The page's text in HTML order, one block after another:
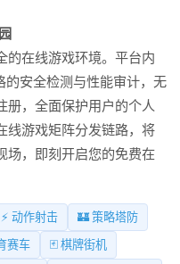
的在线游戏环境。平台内
安全检测与性能审计，无
册，全面保护用户的个人
线游戏矩阵分发链路，将
场，即刻开启您的免费在
⚡ 动作射击
🏰 策略塔防
赛车
🃏 棋牌街机